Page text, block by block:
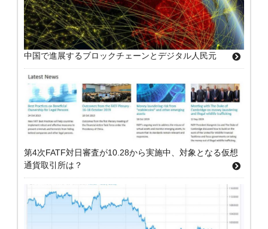
中国で進展するブロックチェーンとデジタル人民元
第4次FATF対日審査が10.28から実施中、対象となる仮想
通貨取引所は？